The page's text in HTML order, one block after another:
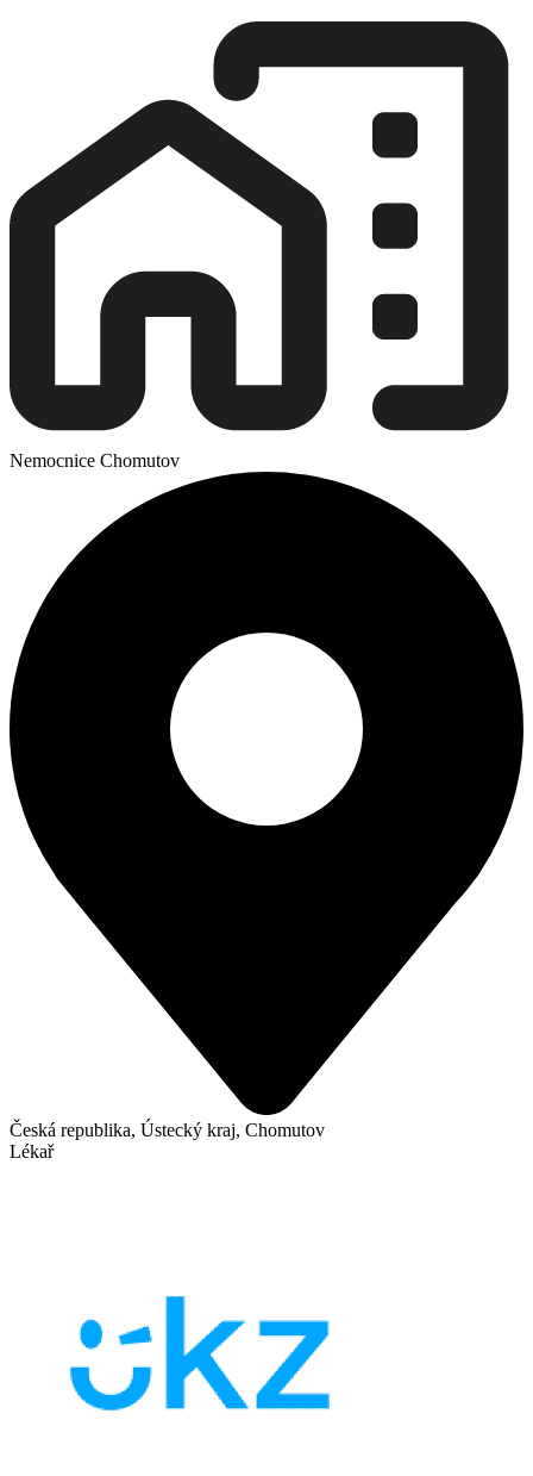
Nemocnice Chomutov
Česká republika, Ústecký kraj, Chomutov
Lékař